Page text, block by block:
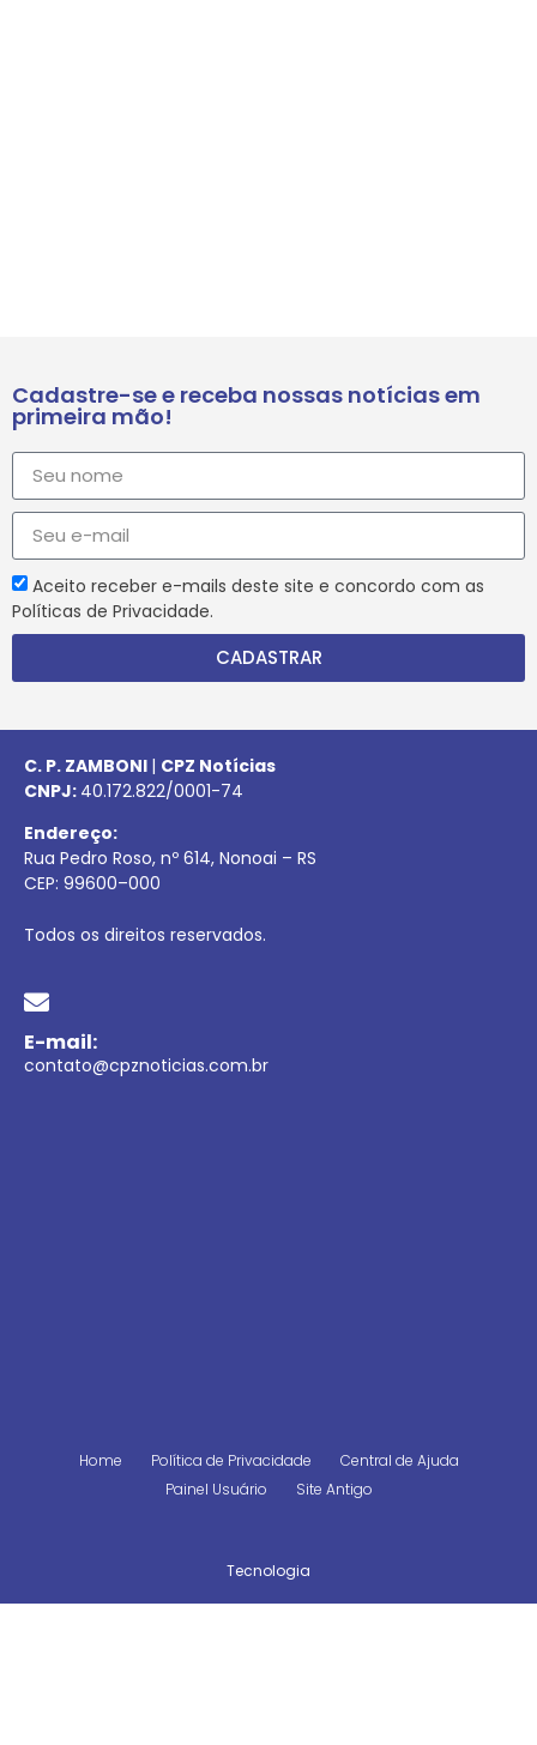
Cadastre-se e receba nossas notícias em
primeira mão!
Aceito receber e-mails deste site e concordo com as
Políticas de Privacidade.
CADASTRAR
C. P. ZAMBONI | CPZ Notícias
CNPJ: 40.172.822/0001-74
Endereço:
Rua Pedro Roso, nº 614, Nonoai – RS
CEP: 99600–000
Todos os direitos reservados.
E-mail:
contato@cpznoticias.com.br
Home Política de Privacidade
Central de Ajuda
Painel Usuário
Site Antigo
Tecnologia